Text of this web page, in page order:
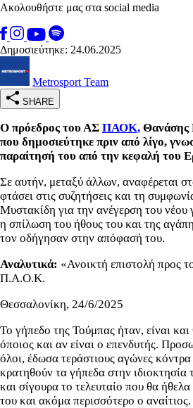
Ακολουθήστε μας στα social media
Δημοσιεύτηκε: 24.06.2025
Metrosport Team
SHARE
Ο πρόεδρος του ΑΣ ΠΑΟΚ, Θανάσης
που δημοσιεύτηκε πριν από λίγο,
παραίτησή του από την κεφαλή του
Σε αυτήν, μεταξύ άλλων, αναφέρεται
φτάσει στις συζητήσεις και τη
Μυστακίδη για την ανέγερση του νέου
η σπίλωση του ήθους του και της
τον οδήγησαν στην απόφασή του.
Αναλυτικά: «Ανοικτή επιστολή προς
Π.Α.Ο.Κ.
Θεσσαλονίκη, 24/6/2025
Το γήπεδο της Τούμπας ήταν, είναι
όποιος και αν είναι ο επενδυτής.
όλοι, έδωσα τεράστιους αγώνες
κρατηθούν τα γήπεδα στην
και σίγουρα το τελευταίο που θα
του και ακόμα περισσότερο ο αναίτιος.